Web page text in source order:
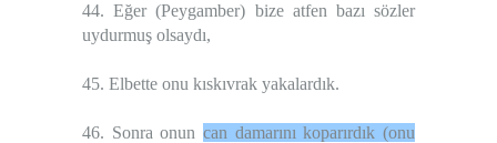
44. Eğer (Peygamber) bize atfen bazı sözler
uydurmuş olsaydı,
45. Elbette onu kıskıvrak yakalardık.
46. Sonra onun can damarını koparırdık (onu